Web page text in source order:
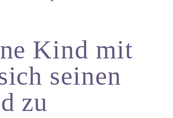
Kind mit
seinen
zu